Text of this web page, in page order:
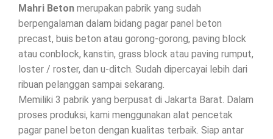
Mahri Beton merupakan pabrik yang sudah
berpengalaman dalam bidang pagar panel beton
precast, buis beton atau gorong-gorong, paving block
atau conblock, kanstin, grass block atau paving rumput,
loster / roster, dan u-ditch. Sudah dipercayai lebih dari
ribuan pelanggan sampai sekarang.
Memiliki 3 pabrik yang berpusat di Jakarta Barat. Dalam
proses produksi, kami menggunakan alat pencetak
pagar panel beton dengan kualitas terbaik. Siap antar